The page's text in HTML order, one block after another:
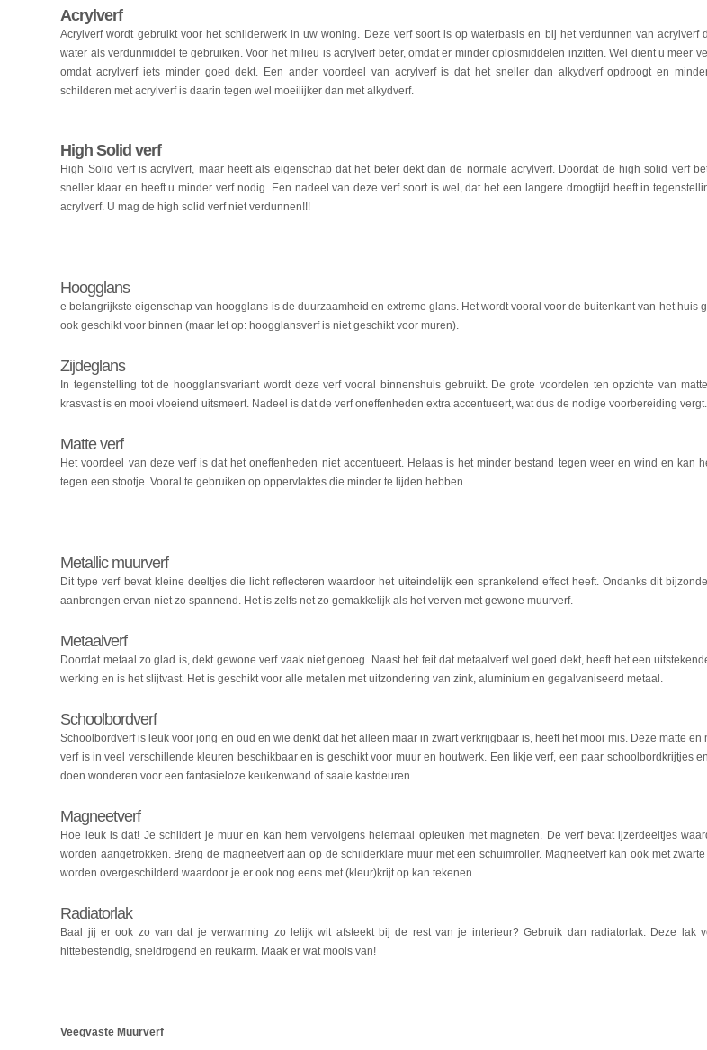
Acrylverf
Acrylverf wordt gebruikt voor het schilderwerk in uw woning. Deze verf soort is op waterbasis en bij het verdunnen van acrylverf
water als verdunmiddel te gebruiken. Voor het milieu is acrylverf beter, omdat er minder oplosmiddelen inzitten. Wel dient u meer
omdat acrylverf iets minder goed dekt. Een ander voordeel van acrylverf is dat het sneller dan alkydverf opdroogt en
schilderen met acrylverf is daarin tegen wel moeilijker dan met alkydverf.
High Solid verf
High Solid verf is acrylverf, maar heeft als eigenschap dat het beter dekt dan de normale acrylverf. Doordat de high solid verf
sneller klaar en heeft u minder verf nodig. Een nadeel van deze verf soort is wel, dat het een langere droogtijd heeft in
acrylverf. U mag de high solid verf niet verdunnen!!!
Hoogglans
e belangrijkste eigenschap van hoogglans is de duurzaamheid en extreme glans. Het wordt vooral voor de buitenkant van het huis
ook geschikt voor binnen (maar let op: hoogglansverf is niet geschikt voor muren).
Zijdeglans
In tegenstelling tot de hoogglansvariant wordt deze verf vooral binnenshuis gebruikt. De grote voordelen ten opzichte van
krasvast is en mooi vloeiend uitsmeert. Nadeel is dat de verf oneffenheden extra accentueert, wat dus de nodige voorbereiding vergt.
Matte verf
Het voordeel van deze verf is dat het oneffenheden niet accentueert. Helaas is het minder bestand tegen weer en wind en kan
tegen een stootje. Vooral te gebruiken op oppervlaktes die minder te lijden hebben.
Metallic muurverf
Dit type verf bevat kleine deeltjes die licht reflecteren waardoor het uiteindelijk een sprankelend effect heeft. Ondanks dit
aanbrengen ervan niet zo spannend. Het is zelfs net zo gemakkelijk als het verven met gewone muurverf.
Metaalverf
Doordat metaal zo glad is, dekt gewone verf vaak niet genoeg. Naast het feit dat metaalverf wel goed dekt, heeft het een
werking en is het slijtvast. Het is geschikt voor alle metalen met uitzondering van zink, aluminium en gegalvaniseerd metaal.
Schoolbordverf
Schoolbordverf is leuk voor jong en oud en wie denkt dat het alleen maar in zwart verkrijgbaar is, heeft het mooi mis. Deze matte en
verf is in veel verschillende kleuren beschikbaar en is geschikt voor muur en houtwerk. Een likje verf, een paar schoolbordkrijtjes
doen wonderen voor een fantasieloze keukenwand of saaie kastdeuren.
Magneetverf
Hoe leuk is dat! Je schildert je muur en kan hem vervolgens helemaal opleuken met magneten. De verf bevat ijzerdeeltjes
worden aangetrokken. Breng de magneetverf aan op de schilderklare muur met een schuimroller. Magneetverf kan ook met
worden overgeschilderd waardoor je er ook nog eens met (kleur)krijt op kan tekenen.
Radiatorlak
Baal jij er ook zo van dat je verwarming zo lelijk wit afsteekt bij de rest van je interieur? Gebruik dan radiatorlak. Deze lak
hittebestendig, sneldrogend en reukarm. Maak er wat moois van!
Veegvaste Muurverf